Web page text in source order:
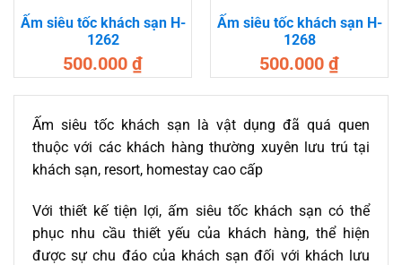
Ấm siêu tốc khách sạn H-
1262
500.000 ₫
Ấm siêu tốc khách sạn H-
1268
500.000 ₫
Ấm siêu tốc khách sạn là vật dụng đã quá quen
thuộc với các khách hàng thường xuyên lưu trú tại
khách sạn, resort, homestay cao cấp
Với thiết kế tiện lợi, ấm siêu tốc khách sạn có thể
phục nhu cầu thiết yếu của khách hàng, thể hiện
được sự chu đáo của khách sạn đối với khách lưu